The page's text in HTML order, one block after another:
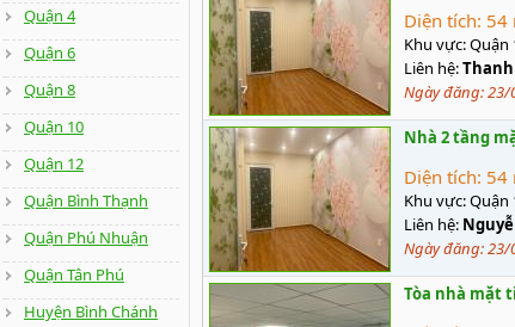
Quận 4
Quận 6
Quận 8
Quận 10
Quận 12
Quận Bình Thạnh
Quận Phú Nhuận
Quận Tân Phú
Huyện Bình Chánh
Diện tích: 54
Khu vực:Quận
Liên hệ:
Ngày đăng:23/
Nhà 2 tầng
Diện tích: 54
Khu vực:Quận
Liên hệ:
Ngày đăng:23/
Tòa nhà mặt